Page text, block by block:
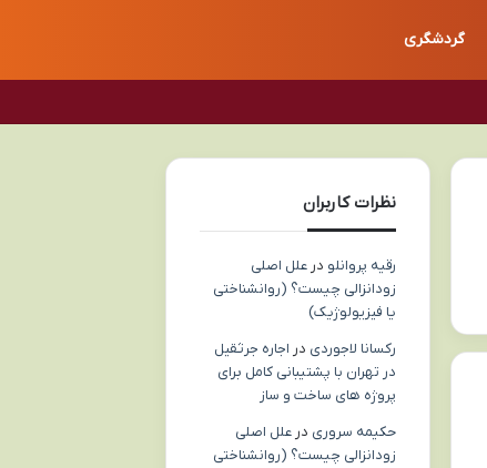
گردشگری
نظرات کاربران
رقیه پروانلو در علل اصلی
زودانزالی چیست؟ (روانشناختی
یا فیزیولوژیک)
رکسانا لاجوردی در اجاره جرثقیل
در تهران با پشتیبانی کامل برای
پروژه های ساخت و ساز
حکیمه سروری در علل اصلی
زودانزالی چیست؟ (روانشناختی